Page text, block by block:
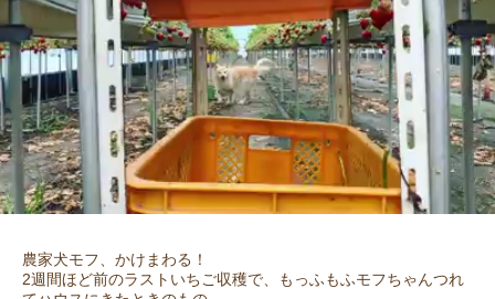
農家犬モフ、かけまわる！
2週間ほど前のラストいちご収穫で、もっふもふモフちゃんつれ